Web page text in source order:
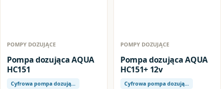
POMPY DOZUJĄCE
Pompa dozująca AQUA
HC151
Cyfrowa pompa dozują…
POMPY DOZUJĄCE
Pompa dozująca AQUA
HC151+ 12v
Cyfrowa pompa dozują…